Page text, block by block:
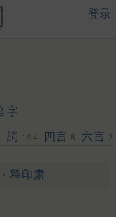
登录
字
詞 194 四言 8 六言 2
释印肃